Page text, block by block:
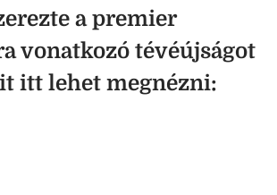
a premier
vonatkozó tévéújságot
itt lehet megnézni: